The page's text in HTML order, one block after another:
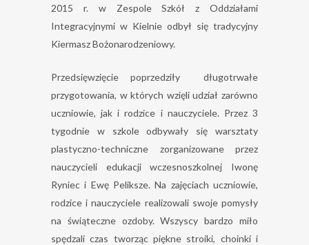
2015 r. w Zespole Szkół z Oddziałami
Integracyjnymi w Kielnie odbył się tradycyjny
Kiermasz Bożonarodzeniowy.
Przedsięwzięcie poprzedziły długotrwałe
przygotowania, w których wzięli udział zarówno
uczniowie, jak i rodzice i nauczyciele. Przez 3
tygodnie w szkole odbywały się warsztaty
plastyczno-techniczne zorganizowane przez
nauczycieli edukacji wczesnoszkolnej Iwonę
Ryniec i Ewę Peliksze. Na zajęciach uczniowie,
rodzice i nauczyciele realizowali swoje pomysły
na świąteczne ozdoby. Wszyscy bardzo miło
spędzali czas tworząc piękne stroiki, choinki i